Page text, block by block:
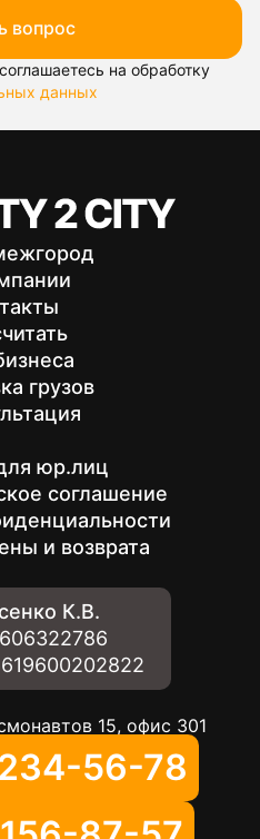
вопрос
на обработку
данных
грузов
юр.лиц
соглашение
и возврата
К.В.
15, офис 301
56-78